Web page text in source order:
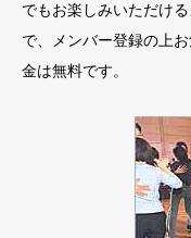
でもお楽しみいただける
で、メンバー登録の上
金は無料です。